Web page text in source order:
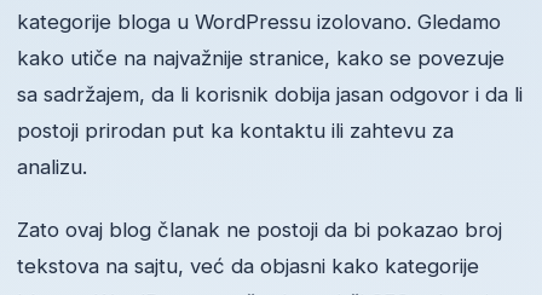
kategorije bloga u WordPressu izolovano. Gledamo
kako utiče na najvažnije stranice, kako se povezuje
sa sadržajem, da li korisnik dobija jasan odgovor i da li
postoji prirodan put ka kontaktu ili zahtevu za
analizu.
Zato ovaj blog članak ne postoji da bi pokazao broj
tekstova na sajtu, već da objasni kako kategorije